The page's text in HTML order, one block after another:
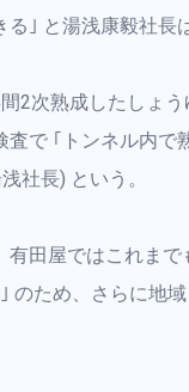
｣ と湯浅康毅社長
2次熟成したしょ
で ｢トンネル内で
社長) という。
田屋ではこれま
のため、さらに地